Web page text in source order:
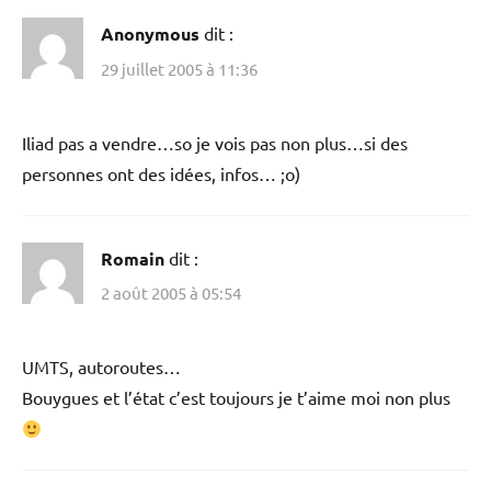
Anonymous dit :
29 juillet 2005 à 11:36
Iliad pas a vendre…so je vois pas non plus…si des
personnes ont des idées, infos… ;o)
Romain dit :
2 août 2005 à 05:54
UMTS, autoroutes…
Bouygues et l’état c’est toujours je t’aime moi non plus